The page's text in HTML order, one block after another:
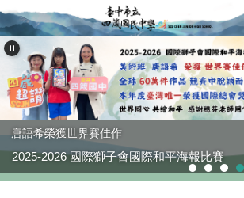
跳
到
主
內
容
唐語希榮獲世界賽佳作
2025-2026 國際獅子會國際和平海報比賽